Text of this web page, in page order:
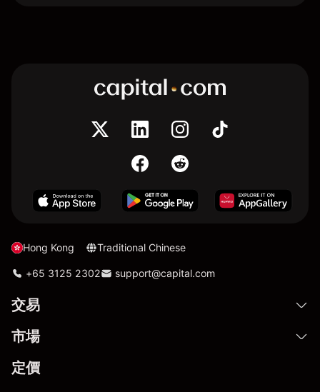
Hong Kong Traditional Chinese
+65 3125 2302 support@capital.com
交易
市場
定價